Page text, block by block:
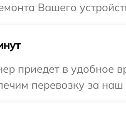
Вашего
приедет в удобное
перевозку за наш